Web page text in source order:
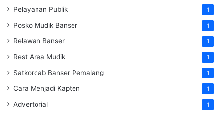
Pelayanan Publik 1
Posko Mudik Banser 1
Relawan Banser 1
Rest Area Mudik 1
Satkorcab Banser Pemalang 1
Cara Menjadi Kapten 1
Advertorial 1